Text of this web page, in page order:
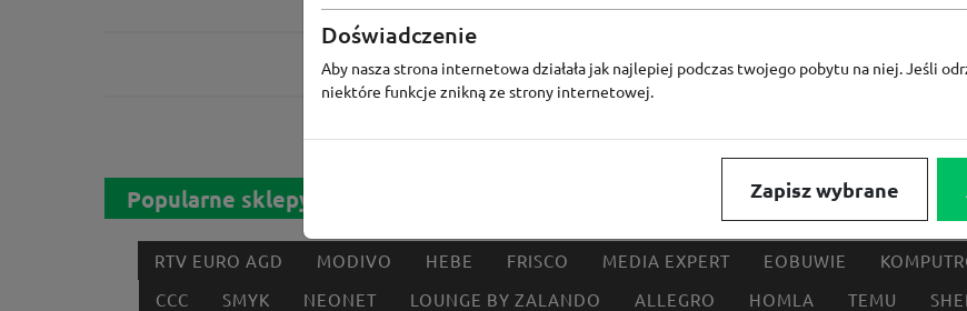
Popularne sklepy
RTV EURO AGD MODIVO HEBE FRISCO MEDIA EXPERT EOBUWIE
CCC
SMYK NEONET LOUNGE BY ZALANDO ALLEGRO HOMLA TEMU
Doświadczenie
Aby nasza strona internetowa działała jak najlepiej podczas twojego pobytu na niej. Jeśli
niektóre funkcje znikną ze strony internetowej.
Zapisz wybrane